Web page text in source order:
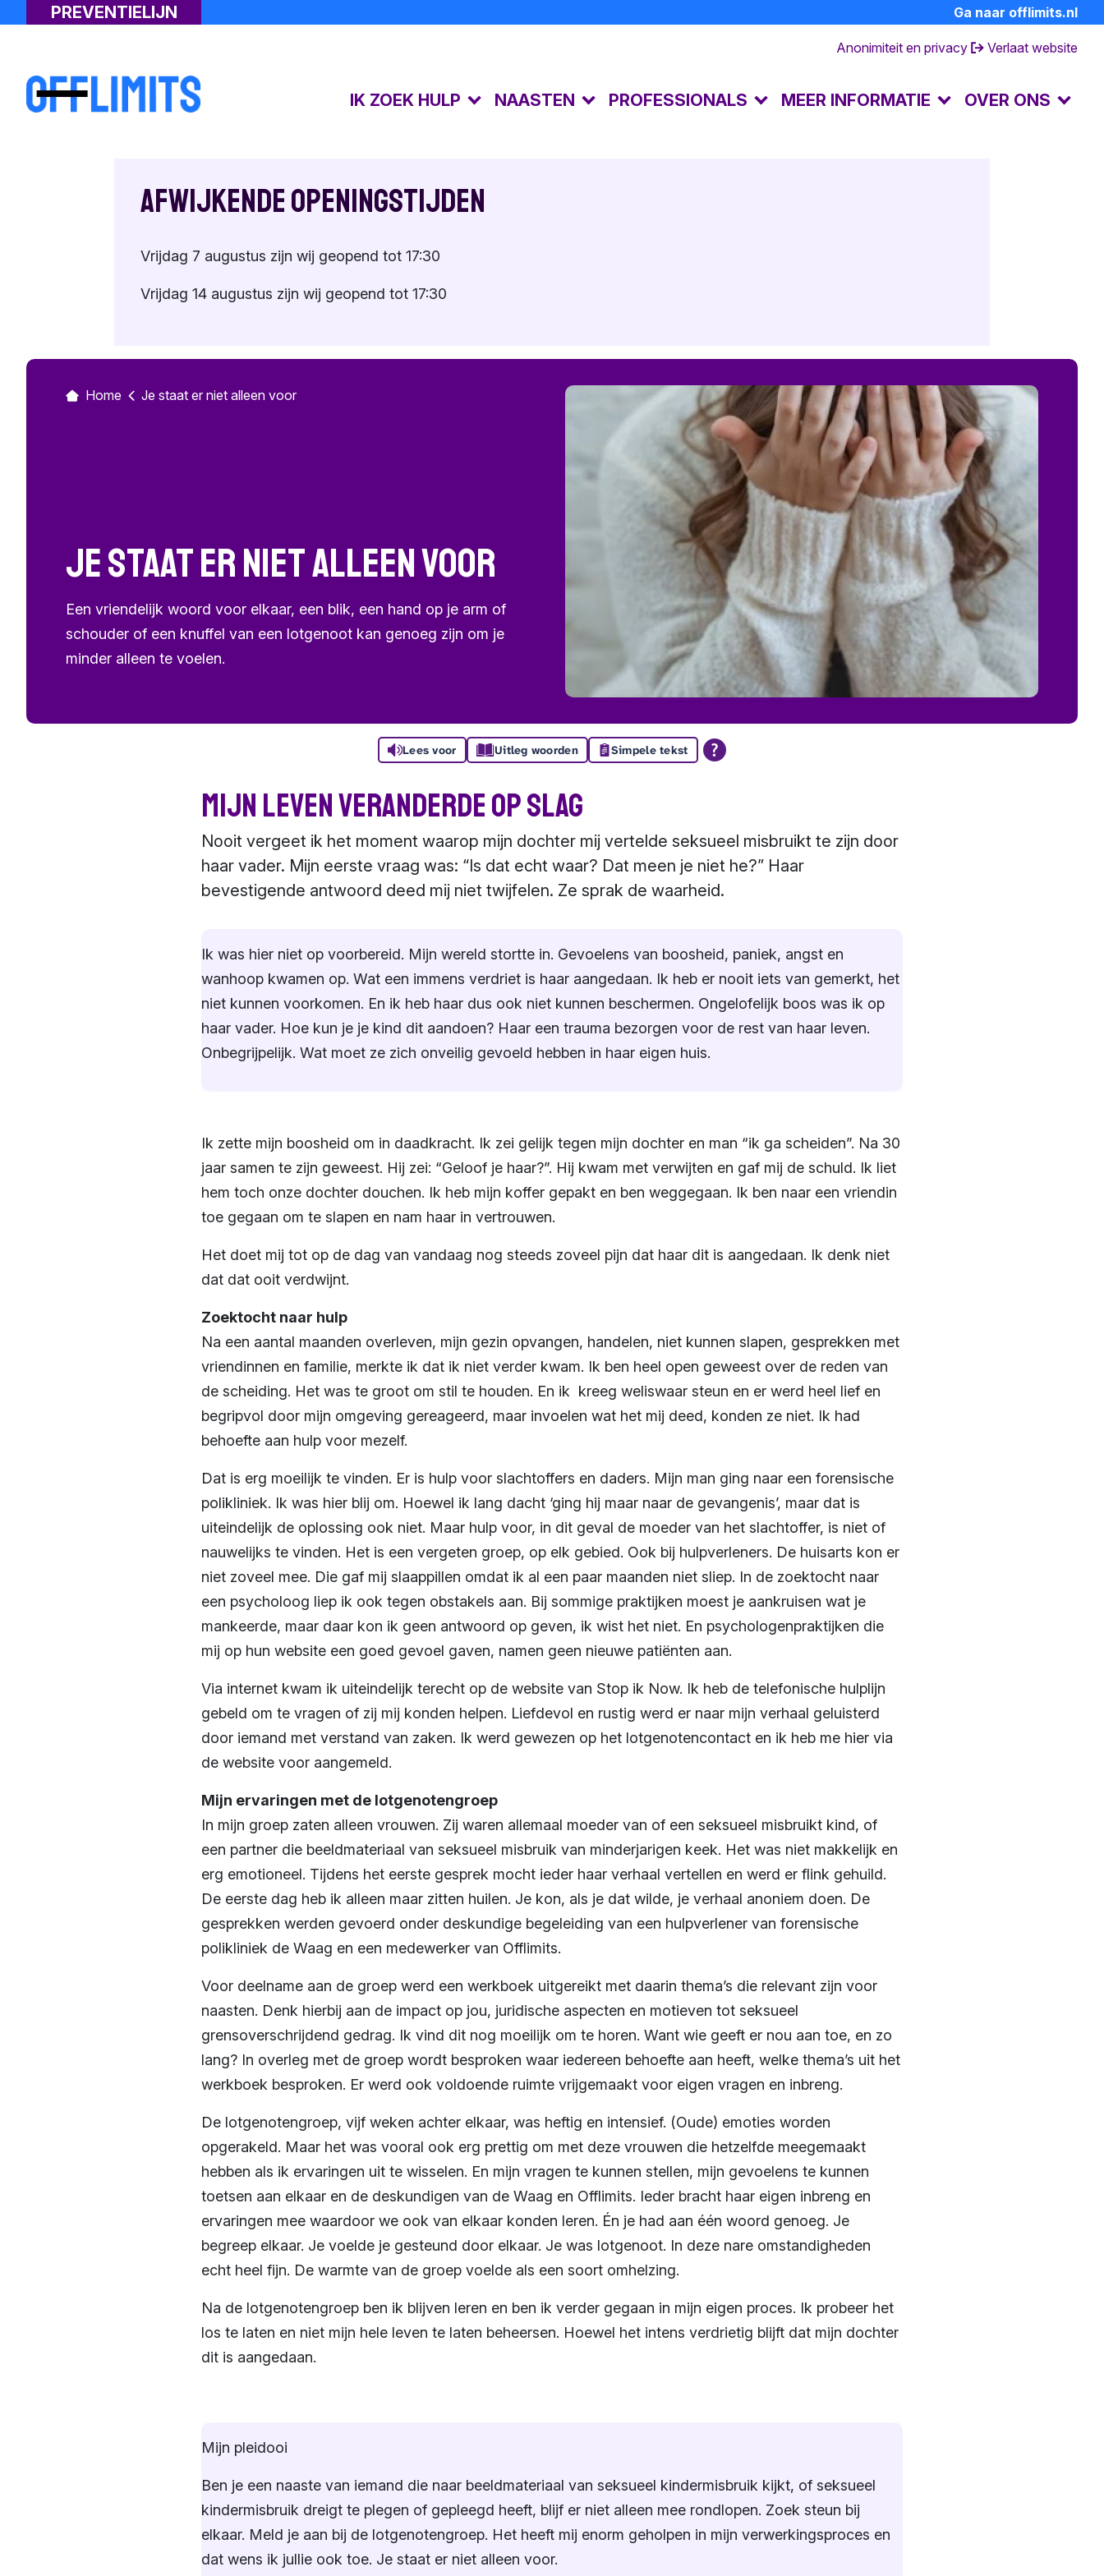
PREVENTIELIJN Ga naar offlimits.nl
Anonimiteit en privacy Verlaat website
IK ZOEK HULP
Toolkit
NAASTEN PROFESSIONALS MEER INFORMATIE OVER ONS
Afwijkende openingstijden
Vrijdag 7 augustus zijn wij geopend tot 17:30
Vrijdag 14 augustus zijn wij geopend tot 17:30
Home Je staat er niet alleen voor
Je staat er niet alleen voor
Een vriendelijk woord voor elkaar, een blik, een hand op je arm of
schouder of een knuffel van een lotgenoot kan genoeg zijn om je
minder alleen te voelen.
Lees voor Uitleg woorden Simpele tekst
Mijn leven veranderde op slag
Nooit vergeet ik het moment waarop mijn dochter mij vertelde seksueel misbruikt te zijn door
haar vader. Mijn eerste vraag was: “Is dat echt waar? Dat meen je niet he?” Haar
bevestigende antwoord deed mij niet twijfelen. Ze sprak de waarheid.
Ik was hier niet op voorbereid. Mijn wereld stortte in. Gevoelens van boosheid, paniek, angst en
wanhoop kwamen op. Wat een immens verdriet is haar aangedaan. Ik heb er nooit iets van gemerkt, het
niet kunnen voorkomen. En ik heb haar dus ook niet kunnen beschermen. Ongelofelijk boos was ik op
haar vader. Hoe kun je je kind dit aandoen? Haar een trauma bezorgen voor de rest van haar leven.
Onbegrijpelijk. Wat moet ze zich onveilig gevoeld hebben in haar eigen huis.
Ik zette mijn boosheid om in daadkracht. Ik zei gelijk tegen mijn dochter en man “ik ga scheiden”. Na 30
jaar samen te zijn geweest. Hij zei: “Geloof je haar?”. Hij kwam met verwijten en gaf mij de schuld. Ik liet
hem toch onze dochter douchen. Ik heb mijn koffer gepakt en ben weggegaan. Ik ben naar een vriendin
toe gegaan om te slapen en nam haar in vertrouwen.
Het doet mij tot op de dag van vandaag nog steeds zoveel pijn dat haar dit is aangedaan. Ik denk niet
dat dat ooit verdwijnt.
Zoektocht naar hulp
Na een aantal maanden overleven, mijn gezin opvangen, handelen, niet kunnen slapen, gesprekken met
vriendinnen en familie, merkte ik dat ik niet verder kwam. Ik ben heel open geweest over de reden van
de scheiding. Het was te groot om stil te houden. En ik kreeg weliswaar steun en er werd heel lief en
begripvol door mijn omgeving gereageerd, maar invoelen wat het mij deed, konden ze niet. Ik had
behoefte aan hulp voor mezelf.
Dat is erg moeilijk te vinden. Er is hulp voor slachtoffers en daders. Mijn man ging naar een forensische
polikliniek. Ik was hier blij om. Hoewel ik lang dacht ‘ging hij maar naar de gevangenis’, maar dat is
uiteindelijk de oplossing ook niet. Maar hulp voor, in dit geval de moeder van het slachtoffer, is niet of
nauwelijks te vinden. Het is een vergeten groep, op elk gebied. Ook bij hulpverleners. De huisarts kon er
niet zoveel mee. Die gaf mij slaappillen omdat ik al een paar maanden niet sliep. In de zoektocht naar
een psycholoog liep ik ook tegen obstakels aan. Bij sommige praktijken moest je aankruisen wat je
mankeerde, maar daar kon ik geen antwoord op geven, ik wist het niet. En psychologenpraktijken die
mij op hun website een goed gevoel gaven, namen geen nieuwe patiënten aan.
Via internet kwam ik uiteindelijk terecht op de website van Stop ik Now. Ik heb de telefonische hulplijn
gebeld om te vragen of zij mij konden helpen. Liefdevol en rustig werd er naar mijn verhaal geluisterd
door iemand met verstand van zaken. Ik werd gewezen op het lotgenotencontact en ik heb me hier via
de website voor aangemeld.
Mijn ervaringen met de lotgenotengroep
In mijn groep zaten alleen vrouwen. Zij waren allemaal moeder van of een seksueel misbruikt kind, of
een partner die beeldmateriaal van seksueel misbruik van minderjarigen keek. Het was niet makkelijk en
erg emotioneel. Tijdens het eerste gesprek mocht ieder haar verhaal vertellen en werd er flink gehuild.
De eerste dag heb ik alleen maar zitten huilen. Je kon, als je dat wilde, je verhaal anoniem doen. De
gesprekken werden gevoerd onder deskundige begeleiding van een hulpverlener van forensische
polikliniek de Waag en een medewerker van Offlimits.
Voor deelname aan de groep werd een werkboek uitgereikt met daarin thema’s die relevant zijn voor
naasten. Denk hierbij aan de impact op jou, juridische aspecten en motieven tot seksueel
grensoverschrijdend gedrag. Ik vind dit nog moeilijk om te horen. Want wie geeft er nou aan toe, en zo
lang? In overleg met de groep wordt besproken waar iedereen behoefte aan heeft, welke thema’s uit het
werkboek besproken. Er werd ook voldoende ruimte vrijgemaakt voor eigen vragen en inbreng.
De lotgenotengroep, vijf weken achter elkaar, was heftig en intensief. (Oude) emoties worden
opgerakeld. Maar het was vooral ook erg prettig om met deze vrouwen die hetzelfde meegemaakt
hebben als ik ervaringen uit te wisselen. En mijn vragen te kunnen stellen, mijn gevoelens te kunnen
toetsen aan elkaar en de deskundigen van de Waag en Offlimits. Ieder bracht haar eigen inbreng en
ervaringen mee waardoor we ook van elkaar konden leren. Én je had aan één woord genoeg. Je
begreep elkaar. Je voelde je gesteund door elkaar. Je was lotgenoot. In deze nare omstandigheden
echt heel fijn. De warmte van de groep voelde als een soort omhelzing.
Na de lotgenotengroep ben ik blijven leren en ben ik verder gegaan in mijn eigen proces. Ik probeer het
los te laten en niet mijn hele leven te laten beheersen. Hoewel het intens verdrietig blijft dat mijn dochter
dit is aangedaan.
Mijn pleidooi
Ben je een naaste van iemand die naar beeldmateriaal van seksueel kindermisbruik kijkt, of seksueel
kindermisbruik dreigt te plegen of gepleegd heeft, blijf er niet alleen mee rondlopen. Zoek steun bij
elkaar. Meld je aan bij de lotgenotengroep. Het heeft mij enorm geholpen in mijn verwerkingsproces en
dat wens ik jullie ook toe. Je staat er niet alleen voor.